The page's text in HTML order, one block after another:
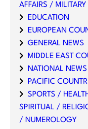
AFFAIRS / MILITARY
EDUCATION
EUROPEAN
GENERAL NEWS
MIDDLE EAST
NATIONAL NEWS
PACIFIC
SPORTS /
SPIRITUAL /
/ NUMEROLOGY